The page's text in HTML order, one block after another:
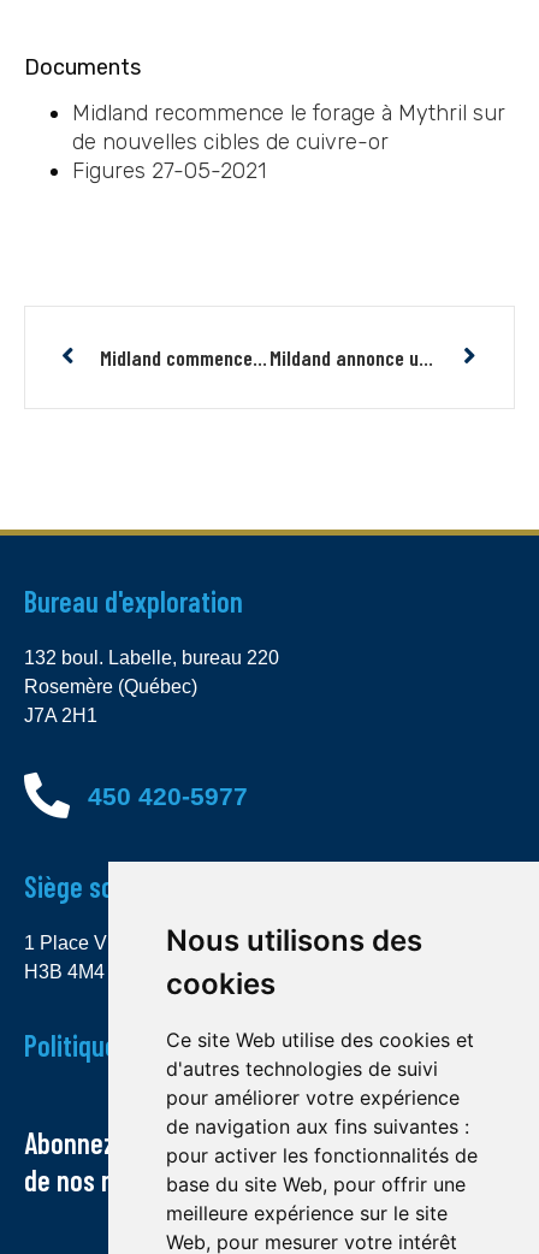
Nous utilisons des
cookies
Ce site Web utilise des cookies et
d'autres technologies de suivi
pour améliorer votre expérience
de navigation aux fins suivantes :
pour activer les fonctionnalités de
base du site Web, pour offrir une
meilleure expérience sur le site
Web, pour mesurer votre intérêt
Documents
Midland recommence le forage à Mythril sur
de nouvelles cibles de cuivre-or
Figures 27-05-2021
Midland commence un important programme d’exploration au Nunavik dans le cadre de son alliance stratégique avec SOQUEM Mildand annonce une nouvelle campagne d’exploration sur son projet Elrond au sud-est du projet Serpent de Harfang
Bureau d'exploration
132 boul. Labelle, bureau 220
Rosemère (Québec)
J7A 2H1
450 420-5977
Siège social
1 Place Ville Marie, bureau 4000 Montréal (Québec)
H3B 4M4
Politique de confidentialité
Abonnez-vous à notre infolettre et recevez
de nos nouvelles par courriel